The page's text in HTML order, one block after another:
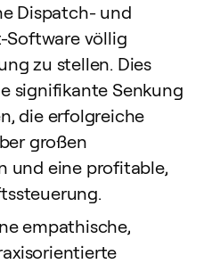
Dispatch- und
völlig
zu stellen. Dies
signifikante Senkung
die erfolgreiche
großen
und eine profitable,
empathische,